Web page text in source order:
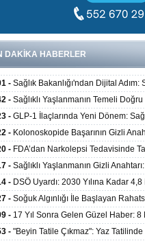
DAKİKA HABERLER
- Sağlık Bakanlığı'ndan Dijital Adım:
Merkezlerinde Uzaktan Danışmanlık
- Sağlıklı Yaşlanmanın Temeli Doğru
Geçiyor: İleri Yaşta Hangi
İhtiyaç Duyuluyor?
- GLP-1 İlaçlarında Yeni Dönem:
Yalnızca Kilo Kaybıyla Sınırlı Değil
- Kolonoskopide Başarının Gizli
Bağırsak Temizliği Poliplerin
Neden Oluyor
- FDA’dan Narkolepsi Tedavisinde
Oreksin Sistemini Hedefleyen İlk İlaç
Sunuldu
- Sağlıklı Yaşlanmanın Gizli Anahtarı:
Kuvvet Antrenmanı Kas Ve Kemik
- DSÖ Uyardı: 2030 Yılına Kadar
ve Ebe Açığı Oluşabilir
- Soğuk Algınlığı İle Başlayan
Yetmezliği Çıktı: 17 Yıl Sonra
Tutundu
- 17 Yıl Sonra Gelen Güzel Haber: 8
Hastaya 9'uncu Çağrıda Nakil
- "Beyin Tatile Çıkmaz": Yaz Tatilinde